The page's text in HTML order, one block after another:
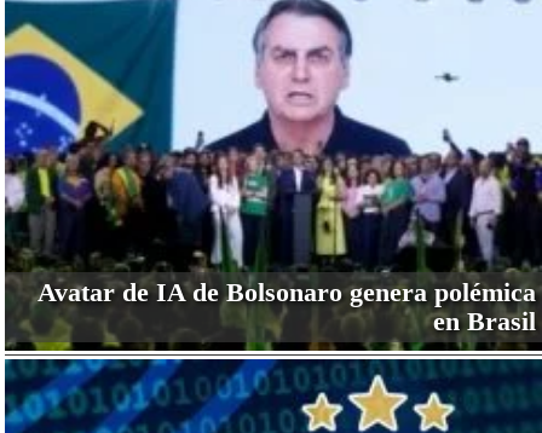
Avatar de IA de Bolsonaro genera polémica
en Brasil